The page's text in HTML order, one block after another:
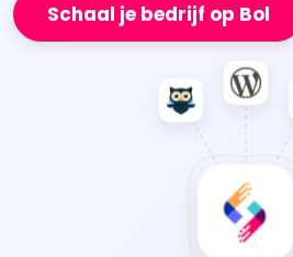
Schaal je bedrijf op Bol